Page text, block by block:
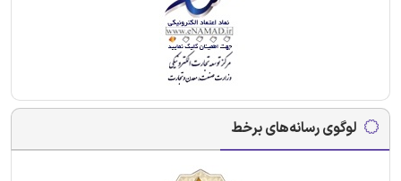
لوگوی رسانه‌های برخط